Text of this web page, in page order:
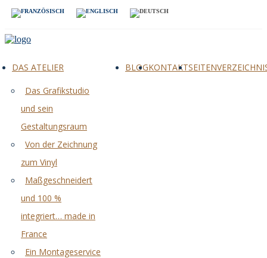
DAS ATELIER
Das Grafikstudio
und sein
Gestaltungsraum
Von der Zeichnung
zum Vinyl
Maßgeschneidert
und 100 %
integriert… made in
France
Ein Montageservice
BLOGKONTAKT